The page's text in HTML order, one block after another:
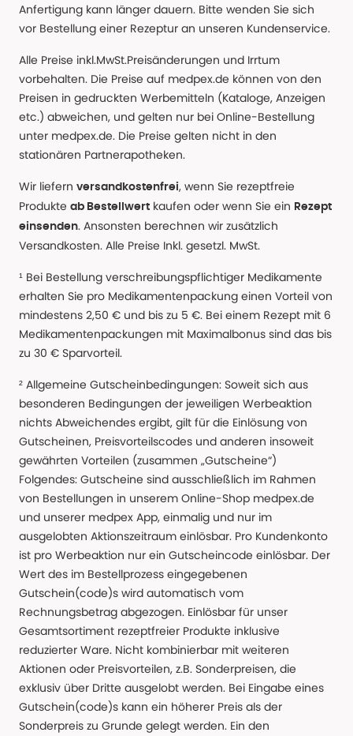
Anfertigung kann länger dauern. Bitte wenden Sie sich
vor Bestellung einer Rezeptur an unseren Kundenservice.
Alle Preise inkl.MwSt.Preisänderungen und Irrtum
vorbehalten. Die Preise auf medpex.de können von den
Preisen in gedruckten Werbemitteln (Kataloge, Anzeigen
etc.) abweichen, und gelten nur bei Online-Bestellung
unter medpex.de. Die Preise gelten nicht in den
stationären Partnerapotheken.
Wir liefern versandkostenfrei, wenn Sie rezeptfreie
Produkte ab Bestellwert kaufen oder wenn Sie ein Rezept
einsenden. Ansonsten berechnen wir zusätzlich
Versandkosten. Alle Preise Inkl. gesetzl. MwSt.
¹ Bei Bestellung verschreibungspflichtiger Medikamente
erhalten Sie pro Medikamentenpackung einen Vorteil von
mindestens 2,50 € und bis zu 5 €. Bei einem Rezept mit 6
Medikamentenpackungen mit Maximalbonus sind das bis
zu 30 € Sparvorteil.
² Allgemeine Gutscheinbedingungen: Soweit sich aus
besonderen Bedingungen der jeweiligen Werbeaktion
nichts Abweichendes ergibt, gilt für die Einlösung von
Gutscheinen, Preisvorteilscodes und anderen insoweit
gewährten Vorteilen (zusammen „Gutscheine“)
Folgendes: Gutscheine sind ausschließlich im Rahmen
von Bestellungen in unserem Online-Shop medpex.de
und unserer medpex App, einmalig und nur im
ausgelobten Aktionszeitraum einlösbar. Pro Kundenkonto
ist pro Werbeaktion nur ein Gutscheincode einlösbar. Der
Wert des im Bestellprozess eingegebenen
Gutschein(code)s wird automatisch vom
Rechnungsbetrag abgezogen. Einlösbar für unser
Gesamtsortiment rezeptfreier Produkte inklusive
reduzierter Ware. Nicht kombinierbar mit weiteren
Aktionen oder Preisvorteilen, z.B. Sonderpreisen, die
exklusiv über Dritte ausgelobt werden. Bei Eingabe eines
Gutschein(code)s kann ein höherer Preis als der
Sonderpreis zu Grunde gelegt werden. Ein den